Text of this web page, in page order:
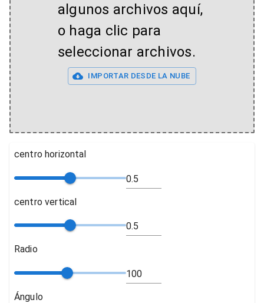
algunos archivos aquí,
o haga clic para
seleccionar archivos.
IMPORTAR DESDE LA NUBE
centro horizontal
centro vertical
Radio
Ángulo